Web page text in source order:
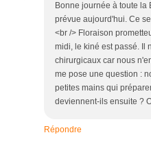
Bonne journée à toute la
prévue aujourd'hui. Ce
<br /> Floraison
midi, le kiné est passé. Il
chirurgicaux car nous
me pose une question :
petites mains qui
deviennent-ils ensuite ?
Répondre